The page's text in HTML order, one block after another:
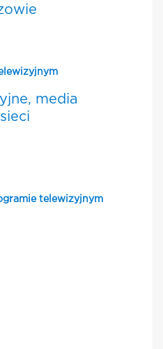
media
telewizyjnym